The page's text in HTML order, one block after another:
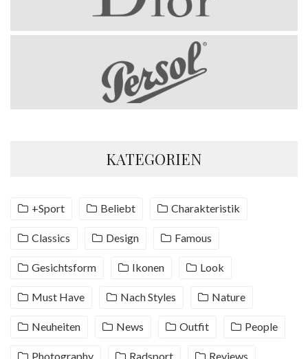
KATEGORIEN
+Sport Beliebt Charakteristik
Classics Design Famous
Gesichtsform Ikonen Look
Must Have Nach Styles Nature
Neuheiten News Outfit People
Photography Radsport Reviews